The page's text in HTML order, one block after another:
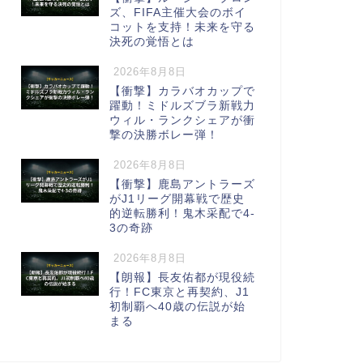
ズ、FIFA主催大会のボイ
コットを支持！未来を守る
決死の覚悟とは
2026年8月8日
【衝撃】カラバオカップで
躍動！ミドルズブラ新戦力
ウィル・ランクシェアが衝
撃の決勝ボレー弾！
2026年8月8日
【衝撃】鹿島アントラーズ
がJ1リーグ開幕戦で歴史
的逆転勝利！鬼木采配で4-
3の奇跡
2026年8月8日
【朗報】長友佑都が現役続
行！FC東京と再契約、J1
初制覇へ40歳の伝説が始
まる